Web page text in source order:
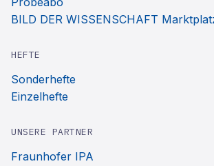
BILD DER WISSENSCHAFT
HEFTE
Sonderhefte
Einzelhefte
UNSERE PARTNER
Fraunhofer IPA